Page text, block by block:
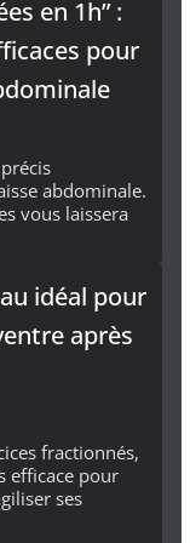
en 1h” :
pour
abdominale.
vous laissera
idéal pour
après
fractionnés,
efficace pour
ses